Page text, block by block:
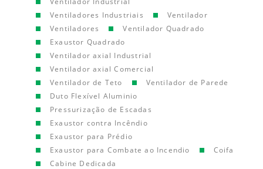
Ventiladores Industriais
Ventilador
Ventiladores
Ventilador Quadrado
Exaustor Quadrado
Ventilador axial Industrial
Ventilador axial Comercial
Ventilador de Teto
Ventilador de Parede
Duto Flexível Aluminio
Pressurização de Escadas
Exaustor contra Incêndio
Exaustor para Prédio
Exaustor para Combate ao Incendio
Coifa
Cabine Dedicada